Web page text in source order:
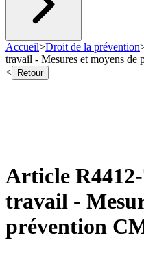
Accueil>Droit de la prévention
travail - Mesures et moyens de
<
Retour
Article
travail -
prévention